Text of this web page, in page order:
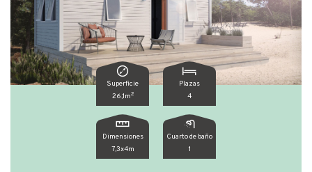
Superficie
26,1m2
Plazas
4
Dimensiones
7,3x4m
Cuarto de baño
1